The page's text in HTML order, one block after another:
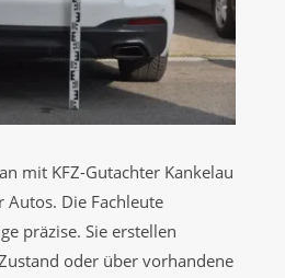
mit KFZ-Gutachter Kankelau
Autos. Die Fachleute
präzise. Sie erstellen
oder über vorhandene